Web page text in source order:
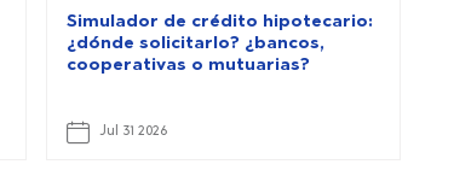
Simulador de crédito hipotecario:
¿dónde solicitarlo? ¿bancos,
cooperativas o mutuarias?
Jul 31 2026